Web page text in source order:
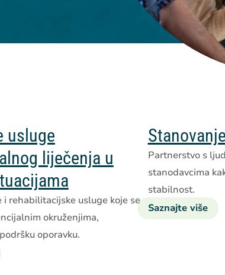
usluge
liječenja u
rehabilitacijske usluge koje se
okruženjima,
oporavku.
Partnerstvo s
stanodavcima
stabilnost.
Saznajte višeo